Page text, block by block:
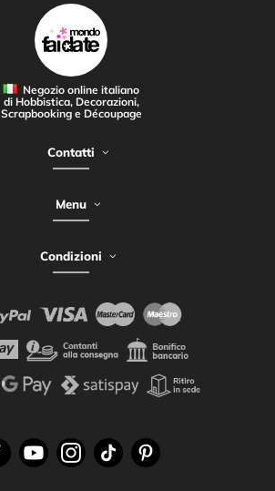
Negozio online italiano
di Hobbistica, Decorazioni,
Scrapbooking e Découpage
Contatti
Menu
Condizioni